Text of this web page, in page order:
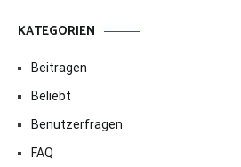
KATEGORIEN
Beitragen
Beliebt
Benutzerfragen
FAQ